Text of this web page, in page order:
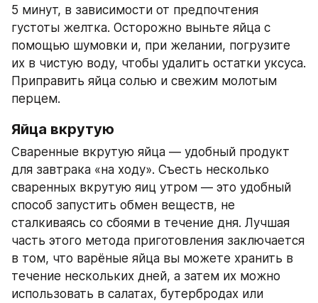
5 минут, в зависимости от предпочтения
густоты желтка. Осторожно выньте яйца с
помощью шумовки и, при желании, погрузите
их в чистую воду, чтобы удалить остатки уксуса.
Приправить яйца солью и свежим молотым
перцем.
Яйца вкрутую
Сваренные вкрутую яйца — удобный продукт
для завтрака «на ходу». Съесть несколько
сваренных вкрутую яиц утром — это удобный
способ запустить обмен веществ, не
сталкиваясь со сбоями в течение дня. Лучшая
часть этого метода приготовления заключается
в том, что варёные яйца вы можете хранить в
течение нескольких дней, а затем их можно
использовать в салатах, бутербродах или